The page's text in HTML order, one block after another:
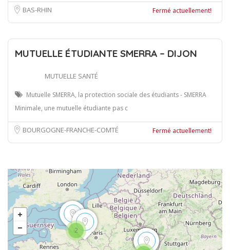
BAS-RHIN Fermé actuellement!
MUTUELLE ÉTUDIANTE SMERRA – DIJON
MUTUELLE SANTÉ
Mutuelle SMERRA, la protection sociale des étudiants - SMERRA
Minimale, une mutuelle étudiante pas c
BOURGOGNE-FRANCHE-COMTÉ Fermé actuellement!
2